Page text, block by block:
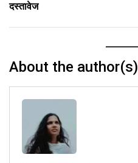
दस्तावेज
About the author(s)